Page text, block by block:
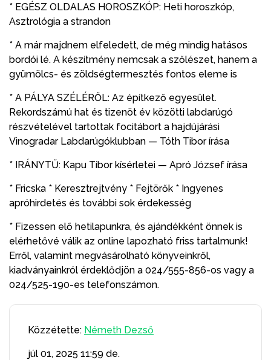
* EGÉSZ OLDALAS HOROSZKÓP: Heti horoszkóp,
Asztrológia a strandon
* A már majdnem elfeledett, de még mindig hatásos
bordói lé. A készítmény nemcsak a szőlészet, hanem a
gyümölcs- és zöldségtermesztés fontos eleme is
* A PÁLYA SZÉLÉRŐL: Az építkező egyesület.
Rekordszámú hat és tizenöt év közötti labdarúgó
részvételével tartottak focitábort a hajdújárási
Vinogradar Labdarúgóklubban — Tóth Tibor írása
* IRÁNYTŰ: Kapu Tibor kísérletei — Apró József írása
* Fricska * Keresztrejtvény * Fejtörők * Ingyenes
apróhirdetés és további sok érdekesség
* Fizessen elő hetilapunkra, és ajándékként önnek is
elérhetővé válik az online lapozható friss tartalmunk!
Erről, valamint megvásárolható könyveinkről,
kiadványainkról érdeklődjön a 024/555-856-os vagy a
024/525-190-es telefonszámon.
Közzétette: Németh Dezső
júl 01, 2025 11:59 de.